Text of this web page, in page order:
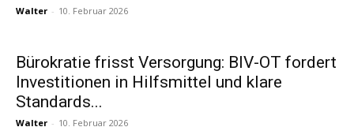
Walter - 10. Februar 2026
Bürokratie frisst Versorgung: BIV-OT fordert
Investitionen in Hilfsmittel und klare
Standards...
Walter - 10. Februar 2026